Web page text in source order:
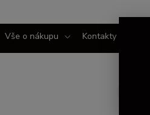
Vše o nákupu Kontakty